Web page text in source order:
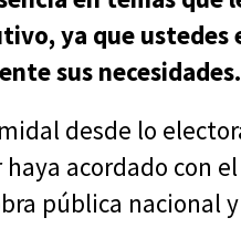
ya que
sus
desde lo
acordado con
pública nacional